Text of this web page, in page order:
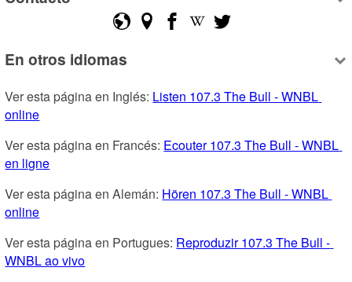
En otros idiomas
Ver esta página en Inglés: Listen 107.3 The Bull - WNBL
online
Ver esta página en Francés: Ecouter 107.3 The Bull - WNBL
en ligne
Ver esta página en Alemán: Hören 107.3 The Bull - WNBL
online
Ver esta página en Portugues: Reproduzir 107.3 The Bull -
WNBL ao vivo